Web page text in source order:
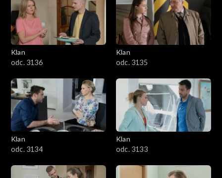
Klan
odc. 3136
Klan
odc. 3135
Klan
odc. 3134
Klan
odc. 3133